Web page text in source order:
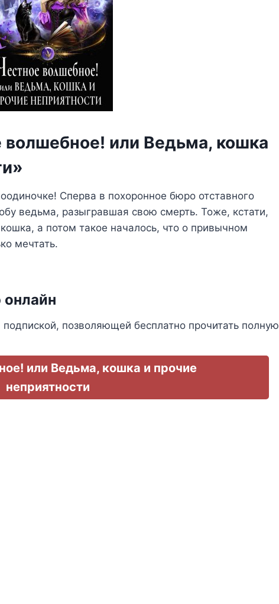
волшебное! или Ведьма, кошка
Сперва в похоронное бюро отставного
ведьма, разыгравшая свою смерть. Тоже, кстати,
а потом такое началось, что о привычном
мечтать.
онлайн
позволяющей бесплатно прочитать полную
или Ведьма, кошка и прочие
неприятности